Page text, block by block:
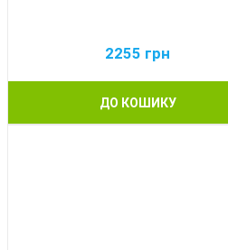
2255 грн
ДО КОШИКУ